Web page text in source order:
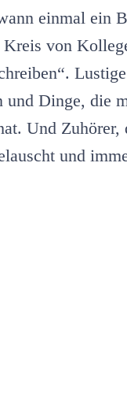
In
einmal ein
von
und Dinge, die
Und Zuhörer,
und